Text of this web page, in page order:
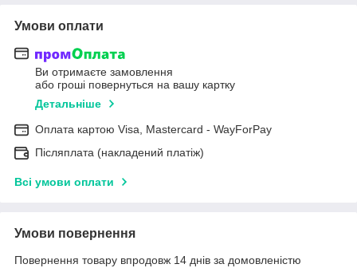
Умови оплати
Ви отримаєте замовлення
або гроші повернуться на вашу картку
Детальніше
Оплата картою Visa, Mastercard - WayForPay
Післяплата (накладений платіж)
Всі умови оплати
Умови повернення
Повернення товару впродовж 14 днів за домовленістю